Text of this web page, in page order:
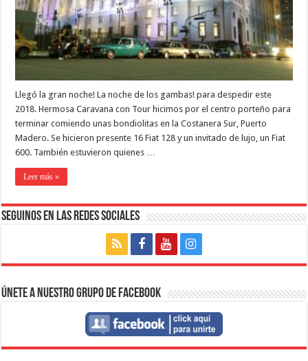
Llegó la gran noche! La noche de los gambas! para despedir este
2018. Hermosa Caravana con Tour hicimos por el centro porteño para
terminar comiendo unas bondiolitas en la Costanera Sur, Puerto
Madero. Se hicieron presente 16 Fiat 128 y un invitado de lujo, un Fiat
600. También estuvieron quienes …
Leer más »
Seguinos en las Redes Sociales
Únete a nuestro Grupo de Facebook